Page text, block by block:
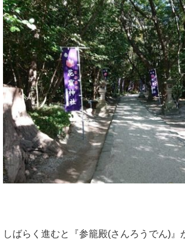
しばらく進むと『参籠殿(さんろうでん)』